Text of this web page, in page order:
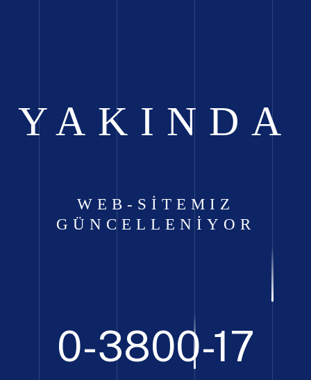
YAKINDA
WEB-SİTEMIZ
GÜNCELLENİYOR
0-3800-17